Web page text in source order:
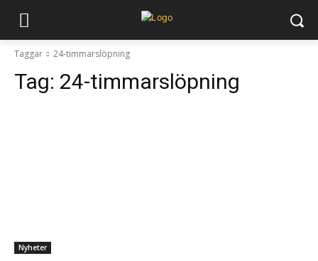
Taggar 24-timmarslöpning
Tag: 24-timmarslöpning
Nyheter